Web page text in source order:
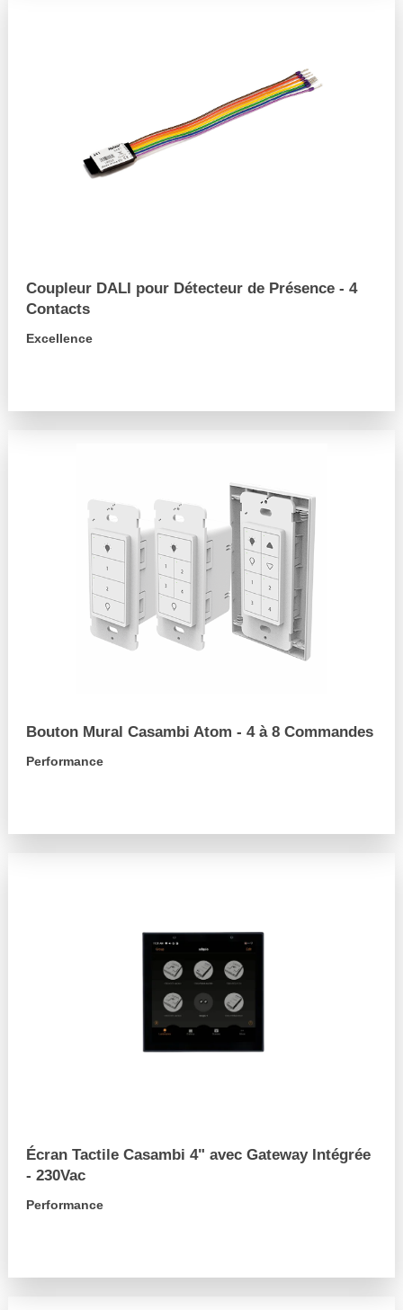
Coupleur DALI pour Détecteur de Présence - 4
Contacts
Excellence
Bouton Mural Casambi Atom - 4 à 8 Commandes
Performance
Écran Tactile Casambi 4" avec Gateway Intégrée
- 230Vac
Performance